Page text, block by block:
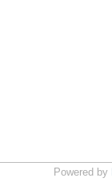
Powered by